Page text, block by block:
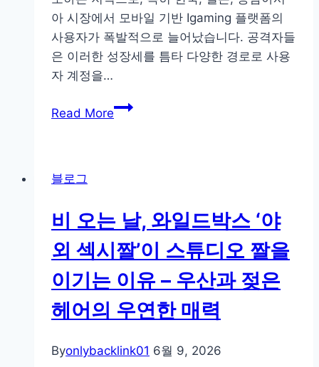
밀
(GEO
&
보
아 시장에서 모바일 기반 Igaming 플랫폼의
사용자가 폭발적으로 늘어났습니다. 공격자들
은 이러한 성장세를 틈타 다양한 경로로 사용
자 계정을…
Read More아
의
계
정
도
용
위
BLUE
블로그
비 오는 날, 와일드박스 ‘야
외 섹시짤’이 스튜디오 짤을
이기는 이유 – 우산과 젖은
헤어의 우연한 매력
Byonlybacklink01 6월 9, 2026